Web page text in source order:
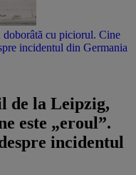
cu piciorul. Cine
incidentul din Germania
de la Leipzig,
este „eroul”.
incidentul